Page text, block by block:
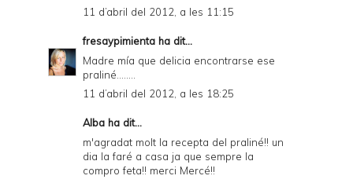
11 d’abril del 2012, a les 11:15
fresaypimienta ha dit...
Madre mía que delicia encontrarse ese
praliné........
11 d’abril del 2012, a les 18:25
Alba ha dit...
m'agradat molt la recepta del praliné!! un
dia la faré a casa ja que sempre la
compro feta!! merci Mercé!!